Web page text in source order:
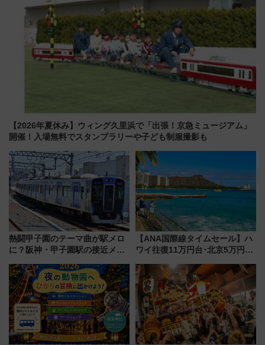
【2026年夏休み】ウィング久里浜で「出張！京急ミュージアム」
開催！入場無料でスタンプラリーや子ども制服撮影も
熱闘甲子園のテーマ曲が駅メロ
に？阪神・甲子園駅の接近メロ
谷実アレンジの特別仕様へ、8月
5日始発から
【ANA国際線タイムセール】ハ
ワイ往復11万円台･北京5万円台
来春のGW旅行まで狙える激ア
ツ路線まとめ（8/10まで）